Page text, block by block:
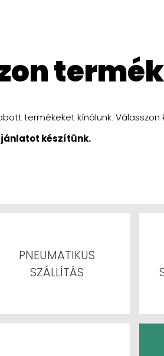
termékeket kínálunk. Válasszon
készítünk.
PNEUMATIKUS
SZÁLLÍTÁS